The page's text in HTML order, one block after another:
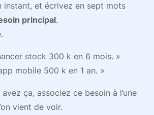
instant, et écrivez en sept mots
principal.
stock 300 k en 6 mois. »
mobile 500 k en 1 an. »
ça, associez ce besoin à l’une
vient de voir.